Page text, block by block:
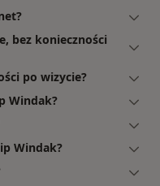
bez konieczności
po wizycie?
Windak?
Windak?